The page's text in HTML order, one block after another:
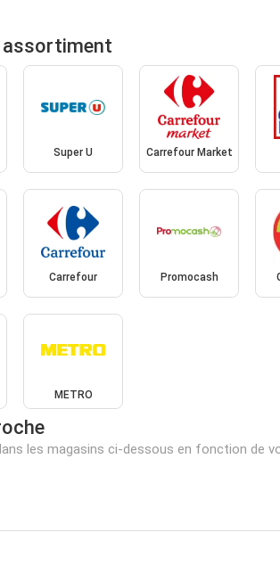
assortiment
Super U Carrefour Market
Carrefour Promocash
METRO
les magasins ci-dessous en fonction de